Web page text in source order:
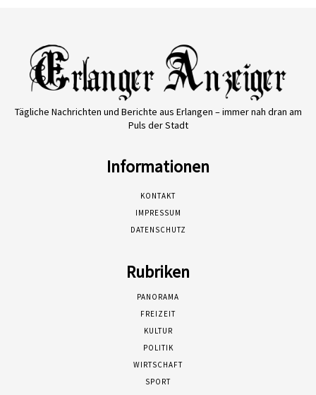
Tägliche Nachrichten und Berichte aus Erlangen – immer nah dran am
Puls der Stadt
Informationen
KONTAKT
IMPRESSUM
DATENSCHUTZ
Rubriken
PANORAMA
FREIZEIT
KULTUR
POLITIK
WIRTSCHAFT
SPORT